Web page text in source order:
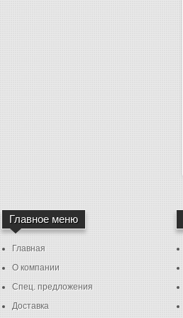
Главное меню
Главная
О компании
Спец. предложения
Доставка